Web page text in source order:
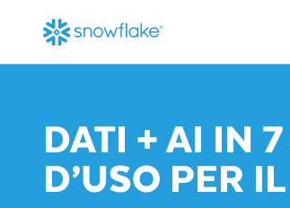
DATI + AI IN
D’USO PER